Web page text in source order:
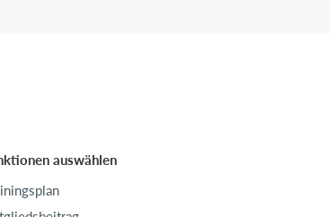
auswählen